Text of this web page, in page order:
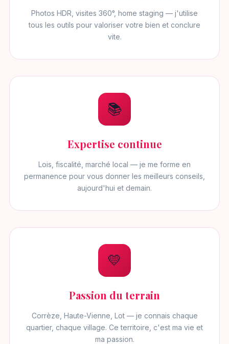
Photos HDR, visites 360°, home staging — j'utilise
tous les outils pour valoriser votre bien et conclure
vite.
📚
Expertise continue
Lois, fiscalité, marché local — je me forme en
permanence pour vous donner les meilleurs conseils,
aujourd'hui et demain.
💛
Passion du terrain
Corrèze, Haute-Vienne, Lot — je connais chaque
quartier, chaque village. Ce territoire, c'est ma vie et
ma passion.